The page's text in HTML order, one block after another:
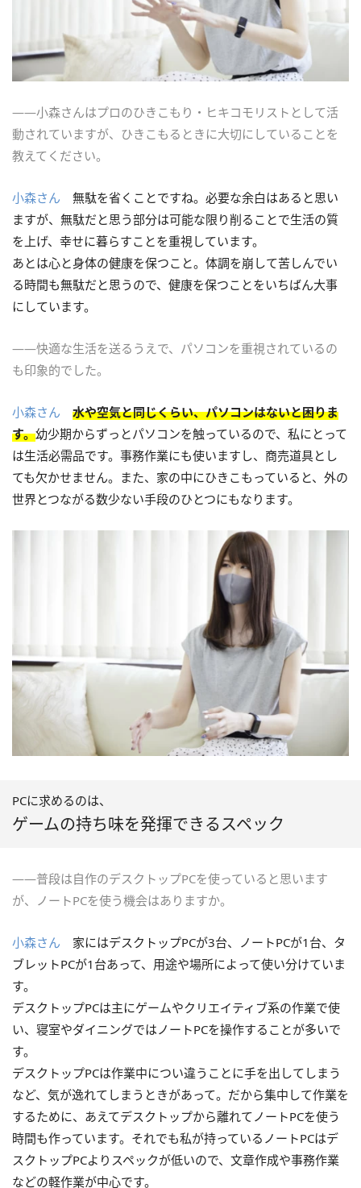
――小森さんはプロのひきこもり・ヒキコモリストとして活
動されていますが、ひきこもるときに大切にしていることを
教えてください。
小森さん
無駄を省くことですね。必要な余白はあると思い
ますが、無駄だと思う部分は可能な限り削ることで生活の質
を上げ、幸せに暮らすことを重視しています。
あとは心と身体の健康を保つこと。体調を崩して苦しんでい
る時間も無駄だと思うので、健康を保つことをいちばん大事
にしています。
――快適な生活を送るうえで、パソコンを重視されているの
も印象的でした。
小森さん
水や空気と同じくらい、パソコンはないと困りま
す。幼少期からずっとパソコンを触っているので、私にとって
は生活必需品です。事務作業にも使いますし、商売道具とし
ても欠かせません。また、家の中にひきこもっていると、外の
世界とつながる数少ない手段のひとつにもなります。
PCに求めるのは、
ゲームの持ち味を発揮できるスペック
――普段は自作のデスクトップPCを使っていると思います
が、ノートPCを使う機会はありますか。
小森さん
家にはデスクトップPCが3台、ノートPCが1台、タ
ブレットPCが1台あって、用途や場所によって使い分けていま
す。
デスクトップPCは主にゲームやクリエイティブ系の作業で使
い、寝室やダイニングではノートPCを操作することが多いで
す。
デスクトップPCは作業中につい違うことに手を出してしまう
など、気が逸れてしまうときがあって。だから集中して作業を
するために、あえてデスクトップから離れてノートPCを使う
時間も作っています。それでも私が持っているノートPCはデ
スクトップPCよりスペックが低いので、文章作成や事務作業
などの軽作業が中心です。